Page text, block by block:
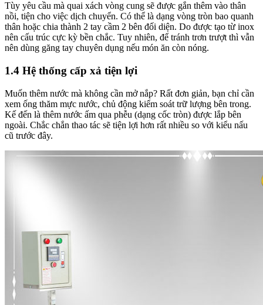
Tùy yêu cầu mà quai xách vòng cung sẽ được gắn thêm vào thân
nồi, tiện cho việc dịch chuyển. Có thể là dạng vòng tròn bao quanh
thân hoặc chia thành 2 tay cầm 2 bên đối diện. Do được tạo từ inox
nên cấu trúc cực kỳ bền chắc. Tuy nhiên, để tránh trơn trượt thì vẫn
nên dùng găng tay chuyên dụng nếu món ăn còn nóng.
1.4 Hệ thống cấp xả tiện lợi
Muốn thêm nước mà không cần mở nắp? Rất đơn giản, bạn chỉ cần
xem ống thăm mực nước, chủ động kiểm soát trữ lượng bên trong.
Kế đến là thêm nước ấm qua phễu (dạng cốc tròn) được lắp bên
ngoài. Chắc chắn thao tác sẽ tiện lợi hơn rất nhiều so với kiểu nấu
cũ trước đây.